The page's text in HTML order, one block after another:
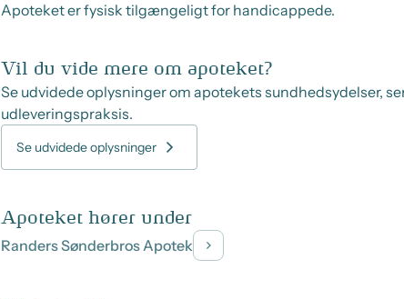
Apoteket er fysisk tilgængeligt for handicappede.
Vil du vide mere om apoteket?
Se udvidede oplysninger om apotekets sundhedsydelser,
udleveringspraksis.
Se udvidede oplysninger
Apoteket hører under
Randers Sønderbros Apotek